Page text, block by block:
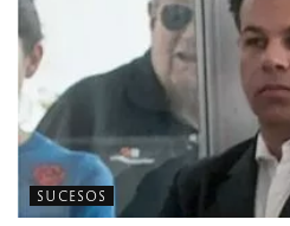
SUCESOS